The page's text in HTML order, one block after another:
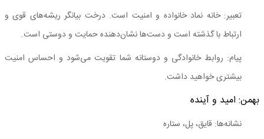
تعبیر: خانه نماد خانواده و امنیت است. درخت بیانگر ریشه‌های قوی و
ارتباط با گذشته است و دست‌ها نشان‌دهنده حمایت و دوستی است.
پیام: روابط خانوادگی و دوستانه شما تقویت می‌شود و احساس امنیت
بیشتری خواهید داشت.
بهمن: امید و آینده
نشانه‌ها: قایق، پل، ستاره